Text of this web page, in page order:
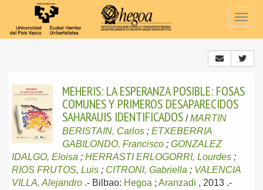
MEHERIS: LA ESPERANZA POSIBLE: FOSAS
COMUNES Y PRIMEROS DESAPARECIDOS
SAHARAUIS IDENTIFICADOS /MARTIN
BERISTAIN, Carlos ; ETXEBERRIA
GABILONDO, Francisco ; GONZALEZ
IDALGO, Eloisa ; HERRASTI ERLOGORRI, Lourdes ;
RIOS FRUTOS, Luis ; CITRONI, Gabriella ; VALENCIA
VILLA, Alejandro .- Bilbao: Hegoa ; Aranzadi , 2013 .-